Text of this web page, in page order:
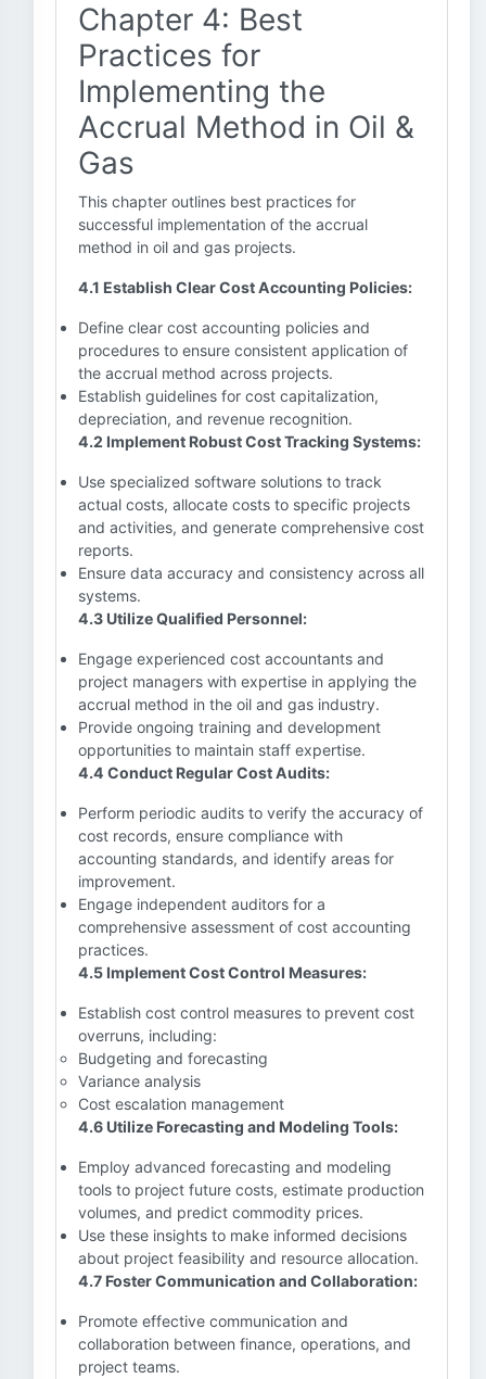
Chapter 4: Best
Practices for
Implementing the
Accrual Method in Oil &
Gas
This chapter outlines best practices for
successful implementation of the accrual
method in oil and gas projects.
4.1 Establish Clear Cost Accounting Policies:
Define clear cost accounting policies and
procedures to ensure consistent application of
the accrual method across projects.
Establish guidelines for cost capitalization,
depreciation, and revenue recognition.
4.2 Implement Robust Cost Tracking Systems:
Use specialized software solutions to track
actual costs, allocate costs to specific projects
and activities, and generate comprehensive cost
reports.
Ensure data accuracy and consistency across all
systems.
4.3 Utilize Qualified Personnel:
Engage experienced cost accountants and
project managers with expertise in applying the
accrual method in the oil and gas industry.
Provide ongoing training and development
opportunities to maintain staff expertise.
4.4 Conduct Regular Cost Audits:
Perform periodic audits to verify the accuracy of
cost records, ensure compliance with
accounting standards, and identify areas for
improvement.
Engage independent auditors for a
comprehensive assessment of cost accounting
practices.
4.5 Implement Cost Control Measures:
Establish cost control measures to prevent cost
overruns, including:
Budgeting and forecasting
Variance analysis
Cost escalation management
4.6 Utilize Forecasting and Modeling Tools:
Employ advanced forecasting and modeling
tools to project future costs, estimate production
volumes, and predict commodity prices.
Use these insights to make informed decisions
about project feasibility and resource allocation.
4.7 Foster Communication and Collaboration:
Promote effective communication and
collaboration between finance, operations, and
project teams.